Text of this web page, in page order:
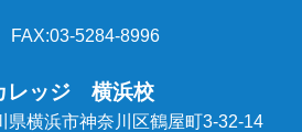
研修
講座（オンラインコース）
対策講座（オンラインコース）
5284-8996
レッジ 横浜校
横浜市神奈川区鶴屋町3-32-14